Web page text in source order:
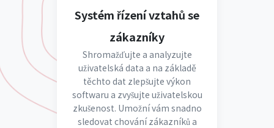
Systém řízení vztahů se
zákazníky
Shromažďujte a analyzujte
uživatelská data a na základě
těchto dat zlepšujte výkon
softwaru a zvyšujte uživatelskou
zkušenost. Umožní vám snadno
sledovat chování zákazníků a